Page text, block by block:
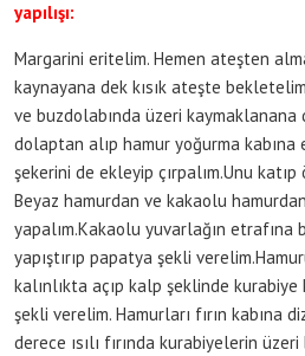
yapılışı:
Margarini eritelim. Hemen ateşten
kaynayana dek kısık ateşte
ve buzdolabında üzeri kaymaklanana
dolaptan alıp hamur yoğurma
şekerini de ekleyip çırpalım.Unu
Beyaz hamurdan ve kakaolu
yapalım.Kakaolu yuvarlağın etrafına
yapıştırıp papatya şekli
kalınlıkta açıp kalp şeklinde
şekli verelim. Hamurları fırın kabına
derece ısılı fırında kurabiyelerin